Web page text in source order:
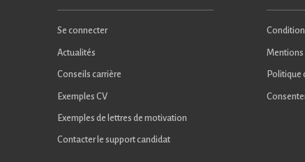
Se connecter
Actualités
Conseils carrière
Exemples CV
Exemples de lettres de motivation
Contacter le support candidat
Mentions
Politique